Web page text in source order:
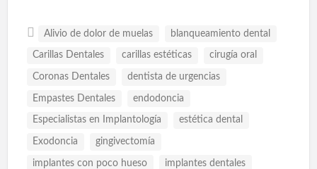
Alivio de dolor de muelas blanqueamiento dental
Carillas Dentales carillas estéticas cirugía oral
Coronas Dentales dentista de urgencias
Empastes Dentales endodoncia
Especialistas en Implantología estética dental
Exodoncia gingivectomía
implantes con poco hueso implantes dentales